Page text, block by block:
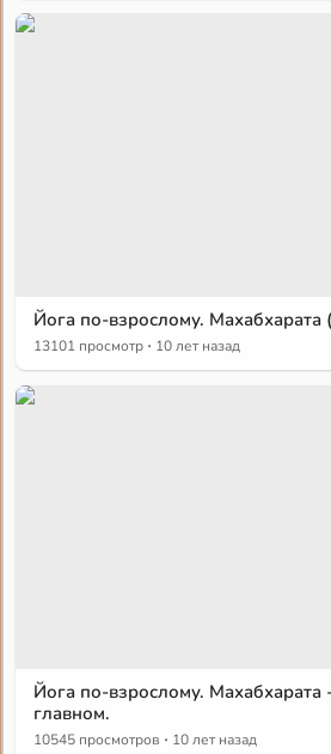
Йога по-взрослому. Махабхарата
13101 просмотр · 10 лет назад
Йога по-взрослому. Махабхарата
главном.
10545 просмотров · 10 лет назад